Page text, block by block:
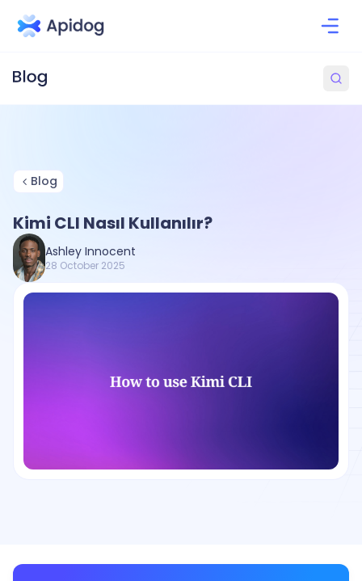
Blog
Kimi CLI Nasıl Kullanılır?
Ashley Innocent
28 October 2025